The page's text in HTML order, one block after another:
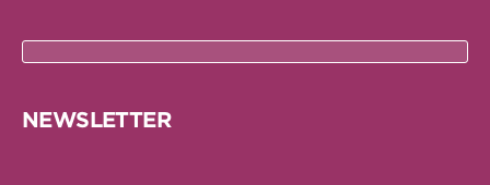
NEWSLETTER